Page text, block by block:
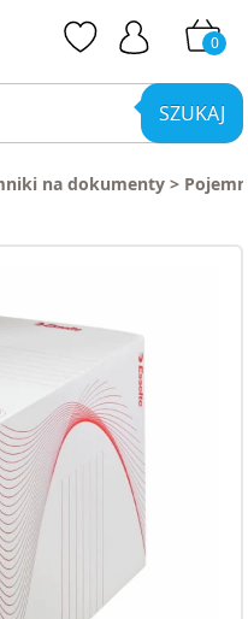
0
SZUKAJ
na dokumenty >